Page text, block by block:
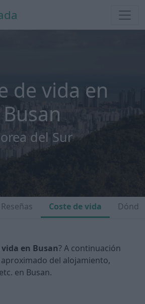
de vida en
Busan
del Sur
Reseñas Coste de vida
en Busan? A continuación
del alojamiento,
en Busan.